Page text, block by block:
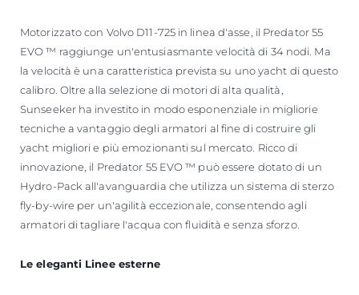
Motorizzato con Volvo D11-725 in linea d'asse, il Predator 55
EVO ™ raggiunge un'entusiasmante velocità di 34 nodi. Ma
la velocità è una caratteristica prevista su uno yacht di questo
calibro. Oltre alla selezione di motori di alta qualità,
Sunseeker ha investito in modo esponenziale in migliorie
tecniche a vantaggio degli armatori al fine di costruire gli
yacht migliori e più emozionanti sul mercato. Ricco di
innovazione, il Predator 55 EVO ™ può essere dotato di un
Hydro-Pack all'avanguardia che utilizza un sistema di sterzo
fly-by-wire per un'agilità eccezionale, consentendo agli
armatori di tagliare l'acqua con fluidità e senza sforzo.
Le eleganti Linee esterne